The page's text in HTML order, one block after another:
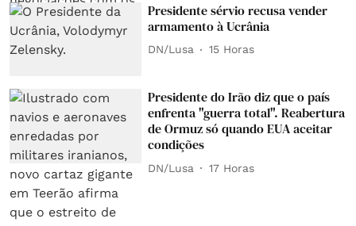
Presidente sérvio recusa vender
armamento à Ucrânia
DN/Lusa 15 Horas
Presidente do Irão diz que o país
enfrenta "guerra total". Reabertura
de Ormuz só quando EUA aceitar
condições
DN/Lusa 17 Horas